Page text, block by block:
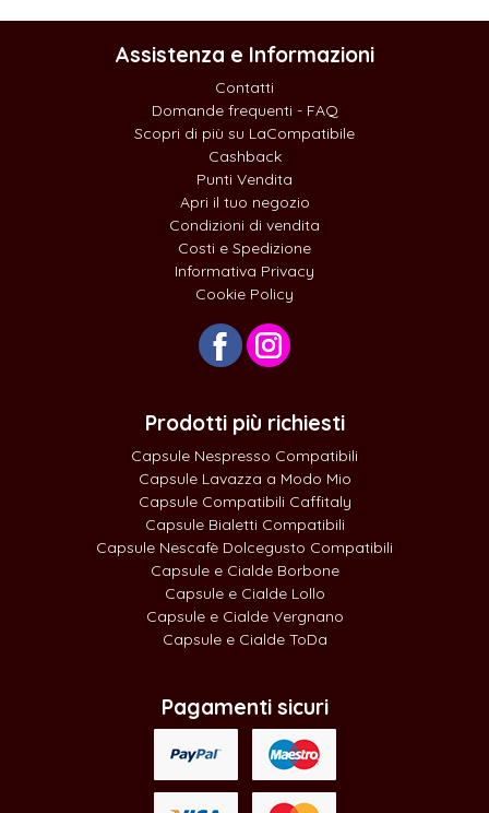
Assistenza e Informazioni
Contatti
Domande frequenti - FAQ
Scopri di più su LaCompatibile
Cashback
Punti Vendita
Apri il tuo negozio
Condizioni di vendita
Costi e Spedizione
Informativa Privacy
Cookie Policy
Prodotti più richiesti
Capsule Nespresso Compatibili
Capsule Lavazza a Modo Mio
Capsule Compatibili Caffitaly
Capsule Bialetti Compatibili
Capsule Nescafè Dolcegusto Compatibili
Capsule e Cialde Borbone
Capsule e Cialde Lollo
Capsule e Cialde Vergnano
Capsule e Cialde ToDa
Pagamenti sicuri